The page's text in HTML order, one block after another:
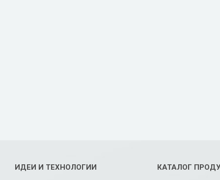
ИДЕИ И ТЕХНОЛОГИИ КАТАЛОГ